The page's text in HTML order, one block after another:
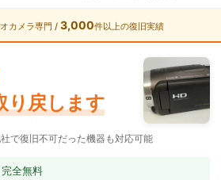
旧HOME
カメラ専門 / 3,000件以上の復旧実績
り戻します
で復旧不可だった機器も対応可能
全無料